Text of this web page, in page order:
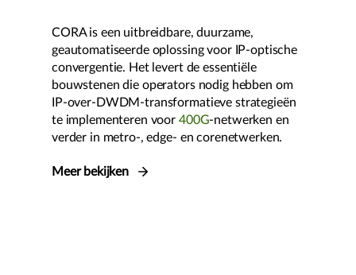
CORA is een uitbreidbare, duurzame,
geautomatiseerde oplossing voor IP-optische
convergentie. Het levert de essentiële
bouwstenen die operators nodig hebben om
IP-over-DWDM-transformatieve strategieën
te implementeren voor 400G-netwerken en
verder in metro-, edge- en corenetwerken.
Meer bekijken